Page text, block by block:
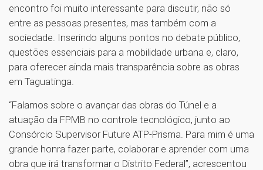
encontro foi muito interessante para discutir, não só
entre as pessoas presentes, mas também com a
sociedade. Inserindo alguns pontos no debate público,
questões essenciais para a mobilidade urbana e, claro,
para oferecer ainda mais transparência sobre as obras
em Taguatinga.
“Falamos sobre o avançar das obras do Túnel e a
atuação da FPMB no controle tecnológico, junto ao
Consórcio Supervisor Future ATP-Prisma. Para mim é uma
grande honra fazer parte, colaborar e aprender com uma
obra que irá transformar o Distrito Federal”, acrescentou